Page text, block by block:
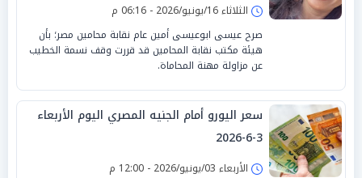
الثلاثاء 16/يونيو/2026 - 06:16 م
صرح عيسى ابوعيسى أمين عام نقابة محامين مصر؛ بأن
هيئة مكتب نقابة المحامين قد قررت وقف نسمة الخطيب
عن مزاولة مهنة المحاماة.
سعر اليورو أمام الجنيه المصري اليوم الأربعاء
3-6-2026
الأربعاء 03/يونيو/2026 - 12:00 م